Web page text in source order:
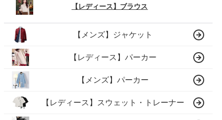
【レディース】ブラウス
【メンズ】ジャケット
【レディース】パーカー
【メンズ】パーカー
【レディース】スウェット・トレーナー